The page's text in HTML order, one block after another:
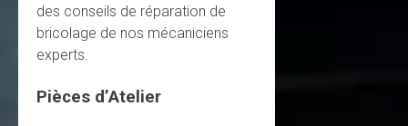
des conseils de réparation de
bricolage de nos mécaniciens
experts.
Pièces d’Atelier